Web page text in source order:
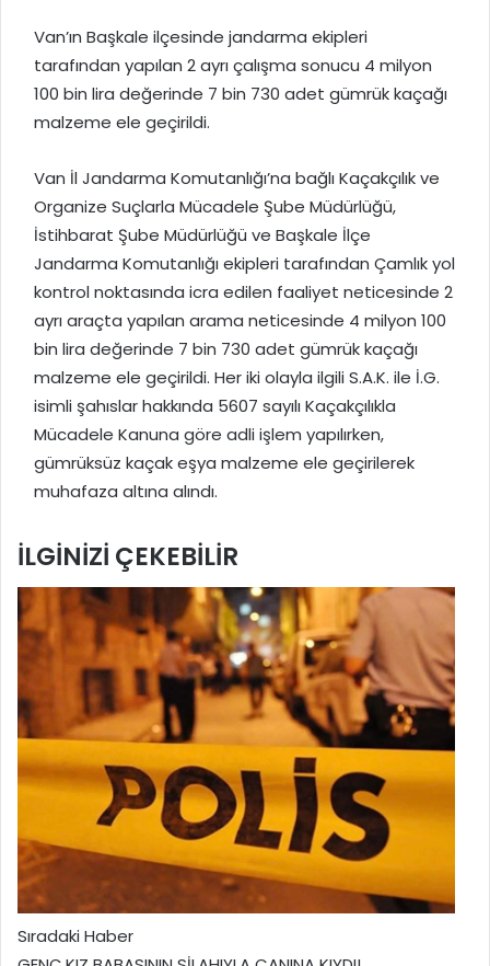
Van’ın Başkale ilçesinde jandarma ekipleri
tarafından yapılan 2 ayrı çalışma sonucu 4 milyon
100 bin lira değerinde 7 bin 730 adet gümrük kaçağı
malzeme ele geçirildi.
Van İl Jandarma Komutanlığı’na bağlı Kaçakçılık ve
Organize Suçlarla Mücadele Şube Müdürlüğü,
İstihbarat Şube Müdürlüğü ve Başkale İlçe
Jandarma Komutanlığı ekipleri tarafından Çamlık yol
kontrol noktasında icra edilen faaliyet neticesinde 2
ayrı araçta yapılan arama neticesinde 4 milyon 100
bin lira değerinde 7 bin 730 adet gümrük kaçağı
malzeme ele geçirildi. Her iki olayla ilgili S.A.K. ile İ.G.
isimli şahıslar hakkında 5607 sayılı Kaçakçılıkla
Mücadele Kanuna göre adli işlem yapılırken,
gümrüksüz kaçak eşya malzeme ele geçirilerek
muhafaza altına alındı.
İLGİNİZİ ÇEKEBİLİR
Sıradaki Haber